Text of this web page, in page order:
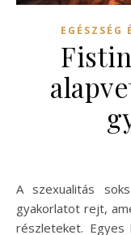
EGÉSZSÉG
A szexualitás sokszínű világa számtalan kifejezést és
gyakorlatot rejt,
részleteket. Egyes